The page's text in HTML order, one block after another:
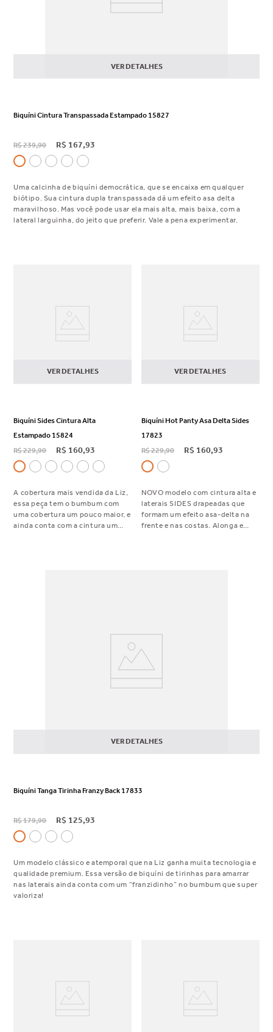
VER DETALHES
Biquíni Cintura Transpassada Estampado 15827
R$239,90 R$ 167,93
Uma calcinha de biquíni democrática, que se encaixa em qualquer
biótipo. Sua cintura dupla transpassada dá um efeito asa delta
maravilhoso. Mas você pode usar ela mais alta, mais baixa, com a
lateral larguinha, do jeito que preferir. Vale a pena experimentar.
VER DETALHES
Biquíni Sides Cintura Alta
Estampado 15824
R$229,90 R$ 160,93
A cobertura mais vendida da Liz,
essa peça tem o bumbum com
uma cobertura um pouco maior, e
ainda conta com a cintura um
VER DETALHES
Biquíni Hot Panty Asa Delta Sides
17823
R$229,90 R$ 160,93
NOVO modelo com cintura alta e
laterais SIDES drapeadas que
formam um efeito asa-delta na
frente e nas costas. Alonga e
VER DETALHES
Biquíni Tanga Tirinha Franzy Back 17833
R$179,90 R$ 125,93
Um modelo clássico e atemporal que na Liz ganha muita tecnologia e
qualidade premium. Essa versão de biquíni de tirinhas para amarrar
nas laterais ainda conta com um “franzidinho” no bumbum que super
valoriza!